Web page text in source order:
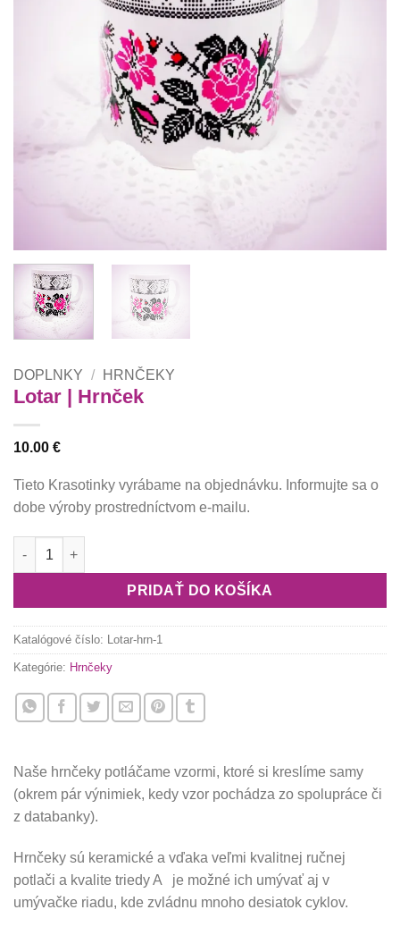
DOPLNKY / HRNČEKY
Lotar | Hrnček
10.00 €
Tieto Krasotinky vyrábame na objednávku. Informujte sa o
dobe výroby prostredníctvom e-mailu.
množstvo Lotar | Hrnček
PRIDAŤ DO KOŠÍKA
Katalógové číslo: Lotar-hrn-1
Kategórie: Hrnčeky
Naše hrnčeky potláčame vzormi, ktoré si kreslíme samy
(okrem pár výnimiek, kedy vzor pochádza zo spolupráce či
z databanky).
Hrnčeky sú keramické a vďaka veľmi kvalitnej ručnej
potlači a kvalite triedy A je možné ich umývať aj v
umývačke riadu, kde zvládnu mnoho desiatok cyklov.